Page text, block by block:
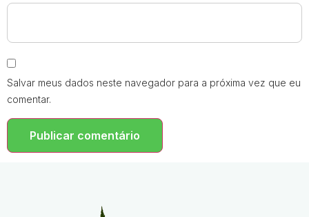
Salvar meus dados neste navegador para a próxima vez que eu
comentar.